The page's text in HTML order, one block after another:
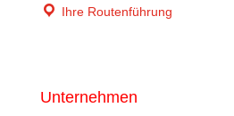
Ihre Routenführung
Unternehmen